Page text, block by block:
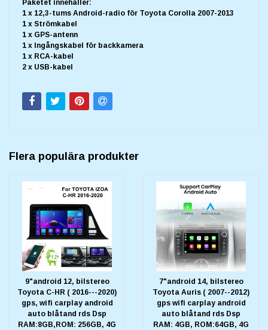
Paketet innehåller:
1 x 12,3-tums Android-radio för Toyota Corolla 2007-2013
1 x Strömkabel
1 x GPS-antenn
1 x Ingångskabel för backkamera
1 x RCA-kabel
2 x USB-kabel
Flera populära produkter
9"android 12, bilstereo
Toyota C-HR ( 2016---2020)
gps, wifi carplay android
auto blåtand rds Dsp
RAM:8GB,ROM: 256GB, 4G
7"android 14, bilstereo
Toyota Auris ( 2007--2012)
gps wifi carplay android
auto blåtand rds Dsp
RAM: 4GB, ROM:64GB, 4G